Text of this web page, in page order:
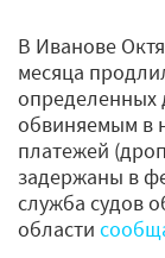
В Иванове
месяца
определенных
обвиняемым в
платежей
задержаны в
служба судов
области